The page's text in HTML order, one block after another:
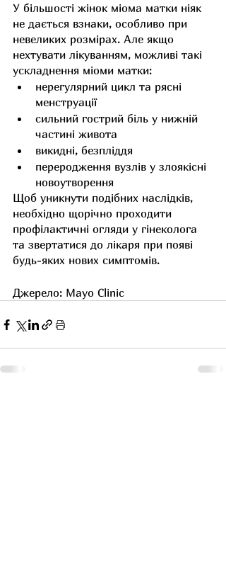
У більшості жінок міома матки ніяк
не дається взнаки, особливо при
невеликих розмірах. Але якщо
нехтувати лікуванням, можливі такі
ускладнення міоми матки:
нерегулярний цикл та рясні
менструації
сильний гострий біль у нижній
частині живота
викидні, безпліддя
переродження вузлів у злоякісні
новоутворення
Щоб уникнути подібних наслідків,
необхідно щорічно проходити
профілактичні огляди у гінеколога
та звертатися до лікаря при появі
будь-яких нових симптомів.
Джерело: Mayo Clinic